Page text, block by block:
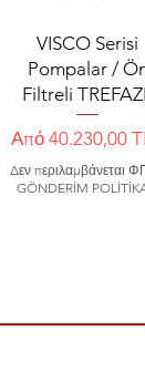
Γρήγορη προβολή
VISCO Serisi
Pompalar /
Filtreli
Από 40.230,00
Τιμή Έκπτωσης
Δεν περιλαμβάνεται
GÖNDERİM